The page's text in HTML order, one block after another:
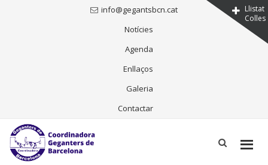
Llistat
Colles
info@gegantsbcn.cat
Notícies
Agenda
Enllaços
Galeria
Contactar
Skip
to
content